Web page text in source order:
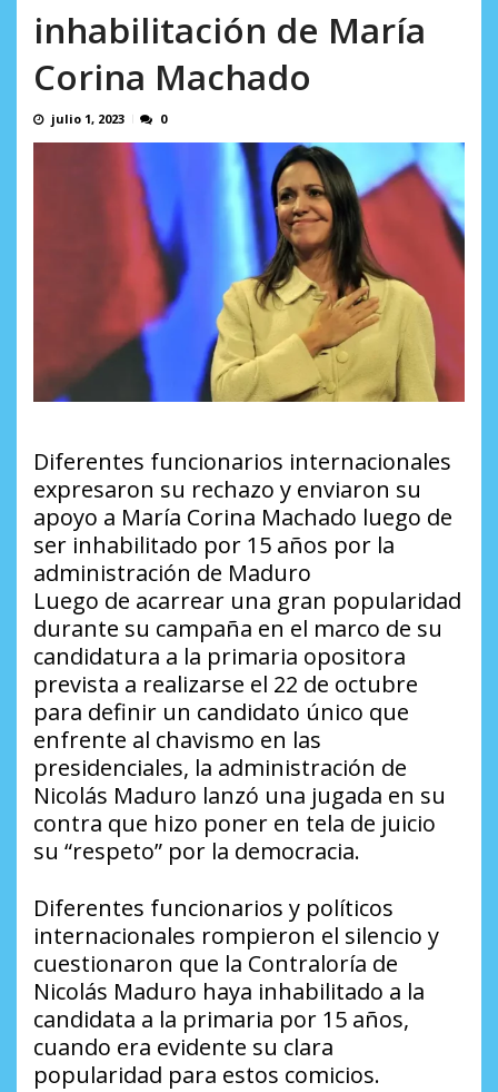
AGOSTO 6, 2026
inhabilitación de María
Corina Machado
julio 1, 2023 0
Diferentes funcionarios internacionales
expresaron su rechazo y enviaron su
apoyo a María Corina Machado luego de
ser inhabilitado por 15 años por la
administración de Maduro
Luego de acarrear una gran popularidad
durante su campaña en el marco de su
candidatura a la primaria opositora
prevista a realizarse el 22 de octubre
para definir un candidato único que
enfrente al chavismo en las
presidenciales, la administración de
Nicolás Maduro lanzó una jugada en su
contra que hizo poner en tela de juicio
su “respeto” por la democracia.
Diferentes funcionarios y políticos
internacionales rompieron el silencio y
cuestionaron que la Contraloría de
Nicolás Maduro haya inhabilitado a la
candidata a la primaria por 15 años,
cuando era evidente su clara
popularidad para estos comicios.